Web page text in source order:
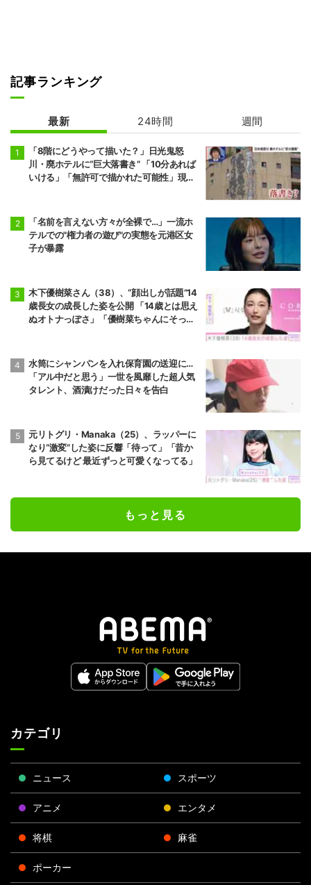
記事ランキング
最新 24時間 週間
「8階にどうやって描いた？」日光鬼怒
川・廃ホテルに“巨大落書き” 「10分あれば
いける」「無許可で描かれた可能性」現役
「名前を言えない方々が全裸で…」一流ホ
テルでの"権力者の遊び"の実態を元港区女
子が暴露
木下優樹菜さん（38）、“顔出しが話題”14
歳長女の成長した姿を公開 「14歳とは思え
ぬオトナっぽさ」「優樹菜ちゃんにそっく
水筒にシャンパンを入れ保育園の送迎に…
「アル中だと思う」一世を風靡した超人気
タレント、酒漬けだった日々を告白
元リトグリ・Manaka（25）、ラッパーに
なり“激変”した姿に反響「待って」「昔か
ら見てるけど 最近ずっと可愛くなってる」
もっと見る
カテゴリ
ニュース スポーツ
アニメ エンタメ
将棋 麻雀
ポーカー